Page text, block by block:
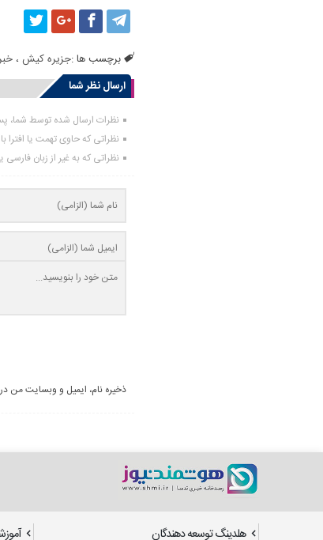
برچسب ها :جزیره کیش ،
ارسال نظر شما
نظرات ارسال شده توسط شما،
نظراتی که حاوی تهمت یا
نظراتی که به غیر از زبان
ذخیره نام، ایمیل و وبسایت من
هلدینگ توسعه دهندگان